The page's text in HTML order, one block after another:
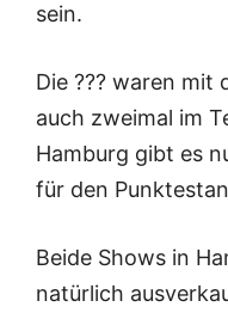
sein.
Die ??? waren mit
auch zweimal im
Hamburg gibt es
für den
Beide Shows in
natürlich